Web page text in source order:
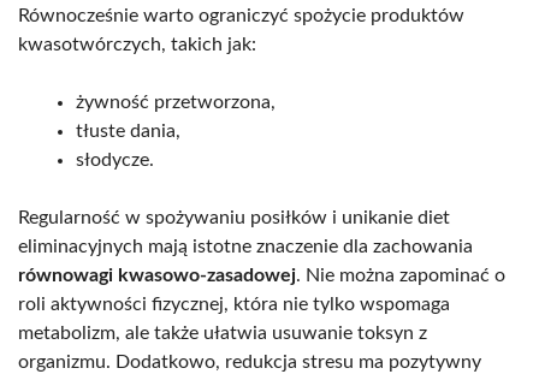
Równocześnie warto ograniczyć spożycie produktów
kwasotwórczych, takich jak:
żywność przetworzona,
tłuste dania,
słodycze.
Regularność w spożywaniu posiłków i unikanie diet
eliminacyjnych mają istotne znaczenie dla zachowania
równowagi kwasowo-zasadowej. Nie można zapominać o
roli aktywności fizycznej, która nie tylko wspomaga
metabolizm, ale także ułatwia usuwanie toksyn z
organizmu. Dodatkowo, redukcja stresu ma pozytywny